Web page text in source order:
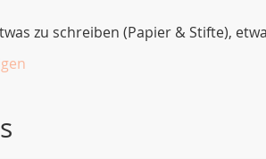
zu schreiben (Papier & Stifte),